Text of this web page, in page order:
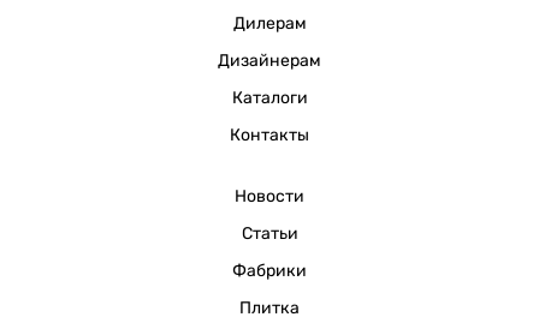
Дилерам
Дизайнерам
Каталоги
Контакты
Новости
Статьи
Фабрики
Плитка